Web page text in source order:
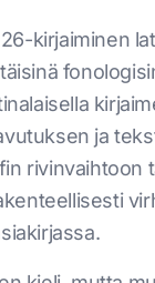
kirjaiminen
ja
rivinvaihtoon